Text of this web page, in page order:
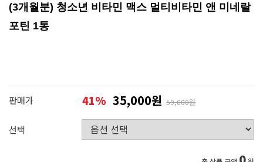
(3개월분) 청소년 비타민 맥스 멀티비타민 앤 미네랄
포틴 1통
판매가 41% 35,000원 59,000원
선택